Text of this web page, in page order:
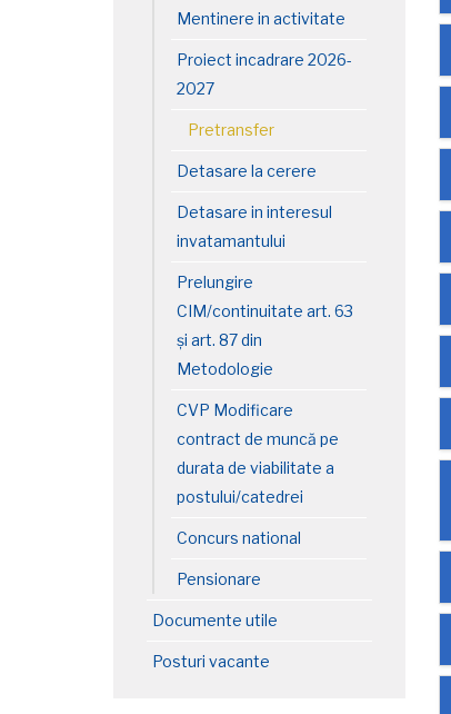
Mentinere in activitate
Proiect incadrare 2026-
2027
Pretransfer
Detasare la cerere
Detasare in interesul
invatamantului
Prelungire
CIM/continuitate art. 63
și art. 87 din
Metodologie
CVP Modificare
contract de muncă pe
durata de viabilitate a
postului/catedrei
Concurs national
Pensionare
Documente utile
Posturi vacante